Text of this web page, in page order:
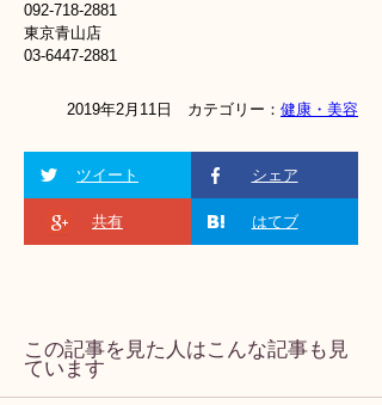
092-718-2881
東京青山店
03-6447-2881
2019年2月11日 カテゴリー： 健康・美容
ツイート シェア
共有 はてブ
この記事を見た人はこんな記事も見
ています